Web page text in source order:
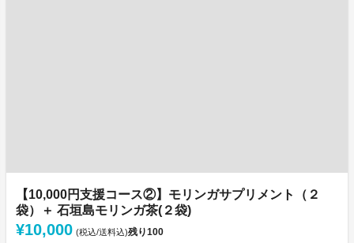
【10,000円支援コース②】モリンガサプリメント（２
袋）＋ 石垣島モリンガ茶(２袋)
¥10,000 (税込/送料込)残り100